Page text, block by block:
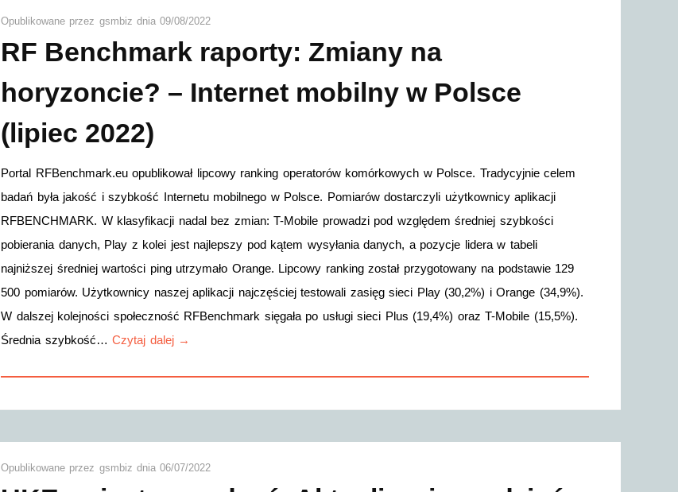
Opublikowane przez gsmbiz dnia09/08/2022
RF Benchmark raporty: Zmiany na
horyzoncie? – Internet mobilny w Polsce
(lipiec 2022)
Portal RFBenchmark.eu opublikował lipcowy ranking operatorów komórkowych w Polsce. Tradycyjnie celem
badań była jakość i szybkość Internetu mobilnego w Polsce. Pomiarów dostarczyli użytkownicy aplikacji
RFBENCHMARK. W klasyfikacji nadal bez zmian: T-Mobile prowadzi pod względem średniej szybkości
pobierania danych, Play z kolei jest najlepszy pod kątem wysyłania danych, a pozycje lidera w tabeli
najniższej średniej wartości ping utrzymało Orange. Lipcowy ranking został przygotowany na podstawie 129
500 pomiarów. Użytkownicy naszej aplikacji najczęściej testowali zasięg sieci Play (30,2%) i Orange (34,9%).
W dalszej kolejności społeczność RFBenchmark sięgała po usługi sieci Plus (19,4%) oraz T-Mobile (15,5%).
Średnia szybkość… Czytaj dalej →
Opublikowane przez gsmbiz dnia06/07/2022